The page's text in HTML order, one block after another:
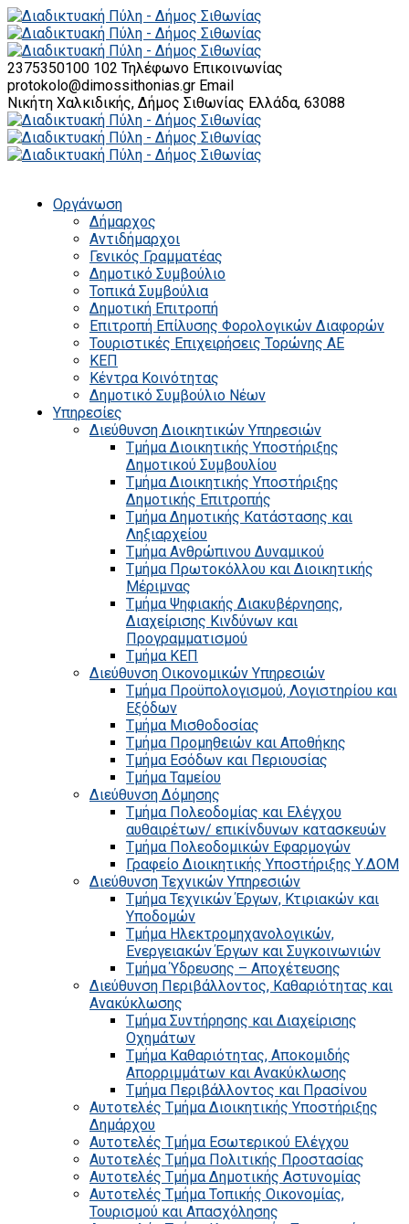
2375350100 102 Τηλέφωνο Επικοινωνίας
protokolo@dimossithonias.gr Email
Νικήτη Χαλκιδικής, Δήμος Σιθωνίας Ελλάδα, 63088
Οργάνωση
Δήμαρχος
Αντιδήμαρχοι
Γενικός Γραμματέας
Δημοτικό Συμβούλιο
Τοπικά Συμβούλια
Δημοτική Επιτροπή
Επιτροπή Επίλυσης Φορολογικών Διαφορών
Τουριστικές Επιχειρήσεις Τορώνης ΑΕ
ΚΕΠ
Κέντρα Κοινότητας
Δημοτικό Συμβούλιο Νέων
Υπηρεσίες
Διεύθυνση Διοικητικών Υπηρεσιών
Τμήμα Διοικητικής Υποστήριξης
Δημοτικού Συμβουλίου
Τμήμα Διοικητικής Υποστήριξης
Δημοτικής Επιτροπής
Τμήμα Δημοτικής Κατάστασης και
Ληξιαρχείου
Τμήμα Ανθρώπινου Δυναμικού
Τμήμα Πρωτοκόλλου και Διοικητικής
Μέριμνας
Τμήμα Ψηφιακής Διακυβέρνησης,
Διαχείρισης Κινδύνων και
Προγραμματισμού
Τμήμα ΚΕΠ
Διεύθυνση Οικονομικών Υπηρεσιών
Τμήμα Προϋπολογισμού, Λογιστηρίου και
Εξόδων
Τμήμα Μισθοδοσίας
Τμήμα Προμηθειών και Αποθήκης
Τμήμα Εσόδων και Περιουσίας
Τμήμα Ταμείου
Διεύθυνση Δόμησης
Τμήμα Πολεοδομίας και Ελέγχου
αυθαιρέτων/ επικίνδυνων κατασκευών
Τμήμα Πολεοδομικών Εφαρμογών
Γραφείο Διοικητικής Υποστήριξης Υ.ΔΟΜ
Διεύθυνση Τεχνικών Υπηρεσιών
Τμήμα Τεχνικών Έργων, Κτιριακών και
Υποδομών
Τμήμα Ηλεκτρομηχανολογικών,
Ενεργειακών Έργων και Συγκοινωνιών
Τμήμα Ύδρευσης – Αποχέτευσης
Διεύθυνση Περιβάλλοντος, Καθαριότητας και
Ανακύκλωσης
Τμήμα Συντήρησης και Διαχείρισης
Οχημάτων
Τμήμα Καθαριότητας, Αποκομιδής
Απορριμμάτων και Ανακύκλωσης
Τμήμα Περιβάλλοντος και Πρασίνου
Αυτοτελές Τμήμα Διοικητικής Υποστήριξης
Δημάρχου
Αυτοτελές Τμήμα Εσωτερικού Ελέγχου
Αυτοτελές Τμήμα Πολιτικής Προστασίας
Αυτοτελές Τμήμα Δημοτικής Αστυνομίας
Αυτοτελές Τμήμα Τοπικής Οικονομίας,
Τουρισμού και Απασχόλησης